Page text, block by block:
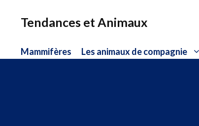
Tendances et Animaux
Mammifères Les animaux de compagnie